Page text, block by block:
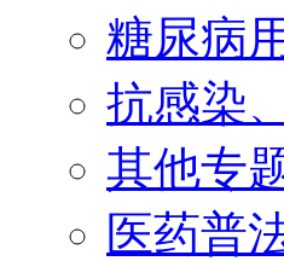
糖尿病
抗感染
其他专
医药普